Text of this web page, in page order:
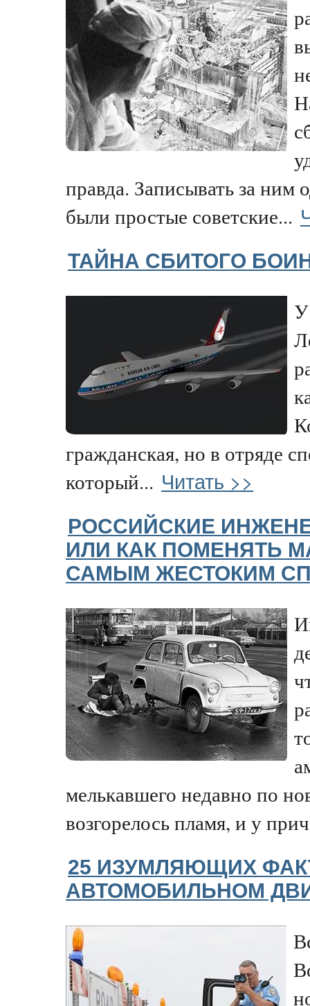
правда. Записывать за ним
были простые советские...
ТАЙНА СБИТОГО
У
гражданская, но в отряде
который... Читать >>
РОССИЙСКИЕ
ИЛИ КАК ПОМЕНЯТЬ
САМЫМ ЖЕСТОКИМ
мелькавшего недавно по
возгорелось пламя, и у
25 ИЗУМЛЯЮЩИХ
АВТОМОБИЛЬНОМ